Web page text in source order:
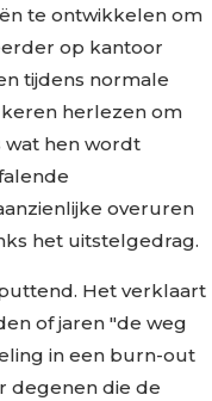
te ontwikkelen om
op kantoor
tijdens normale
herlezen om
wat hen wordt
overuren
het uitstelgedrag.
Het verklaart
of jaren "de weg
in een burn-out
degenen die de